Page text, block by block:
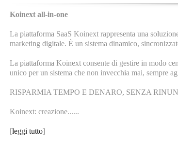
Koinext all-in-one
La piattaforma SaaS Koinext rappresenta una
marketing digitale. È un sistema dinamico,
La piattaforma Koinext consente di gestire in modo
unico per un sistema che non invecchia mai, sempre
RISPARMIA TEMPO E DENARO, SENZA
Koinext: creazione......
[leggi tutto]